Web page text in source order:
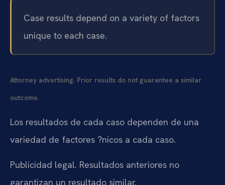
Case results depend on a variety of factors
unique to each case.
Attorney advertising. Prior results do not guarantee a similar
outcome.
Los resultados de cada caso dependen de una
variedad de factores ?nicos a cada caso.
Publicidad legal. Resultados anteriores no
garantizan un resultado similar.